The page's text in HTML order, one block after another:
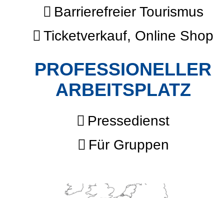
Barrierefreier Tourismus
Ticketverkauf, Online Shop
PROFESSIONELLER
ARBEITSPLATZ
Pressedienst
Für Gruppen